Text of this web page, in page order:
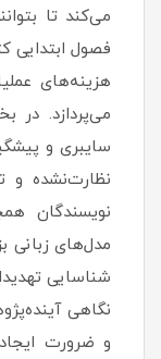
می‌کند تا
هزینه‌های
می‌پردازد. در
سایبری و
نظارت‌نشده و
نویسندگان
شناسایی
نگاهی
و ضرورت